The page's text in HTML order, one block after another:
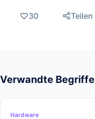
30 Teilen
Verwandte Begriffe
Hardware